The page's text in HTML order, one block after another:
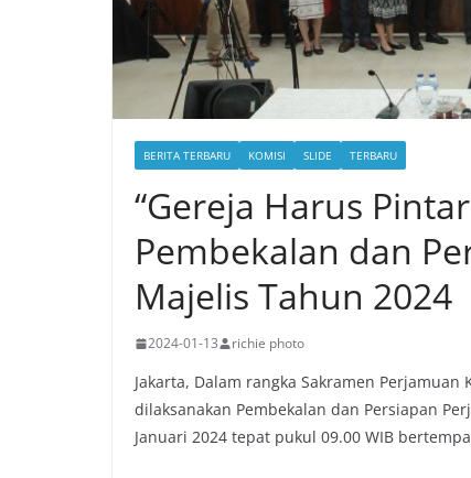
BERITA TERBARU KOMISI SLIDE TERBARU
“Gereja Harus
Pembekalan dan
Majelis Tahun 2024
2024-01-13 richie photo
Jakarta, Dalam rangka Sakramen
dilaksanakan Pembekalan dan Persiapan
Januari 2024 tepat pukul 09.00 WIB